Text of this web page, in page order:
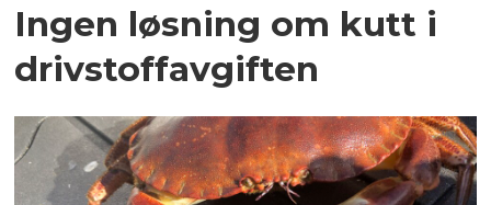
Ingen løsning om kutt i
drivstoffavgiften